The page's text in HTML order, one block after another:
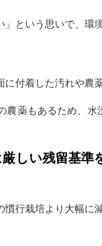
という思いで、環
付着した汚れや農
薬もあるため、
しい残留基
行栽培より大幅に